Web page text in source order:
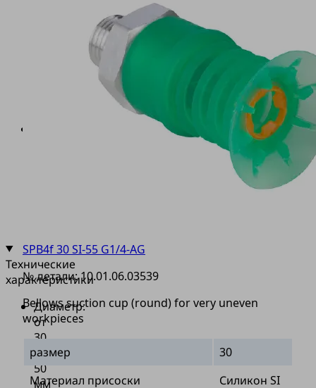
встроенным
уплотнительным
Технические
характеристики
Диаметр:
от
30
до
50
мм
SPB4f 30 SI-55 G1/4-AG
№ детали:10.01.06.03539
Bellows suction cup (round) for very uneven
workpieces
размер
30
Материал присоски
Силикон SI